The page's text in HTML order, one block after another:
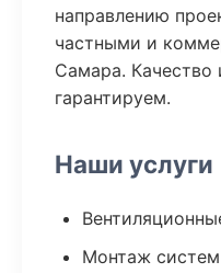
направлению
частными и
Самара. Качество
гарантируем.
Наши услуги
Монтаж систем